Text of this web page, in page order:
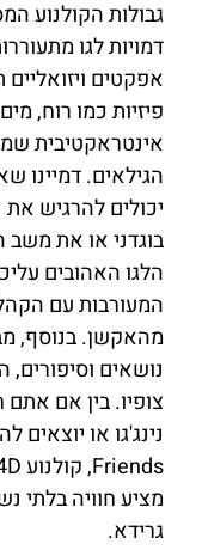
גבולות הקולנוע
אפקטים
פיזיות כמו רוח,
אינטראקטיבית
הגילאים. דמיינו
יכולים להרגיש
בוגדני או את
הלגו האהובים
המעורבות עם
מהאקשן. בנוסף,
נושאים
צופיו. בין אם
מציע חוויה בלתי
גרידא.